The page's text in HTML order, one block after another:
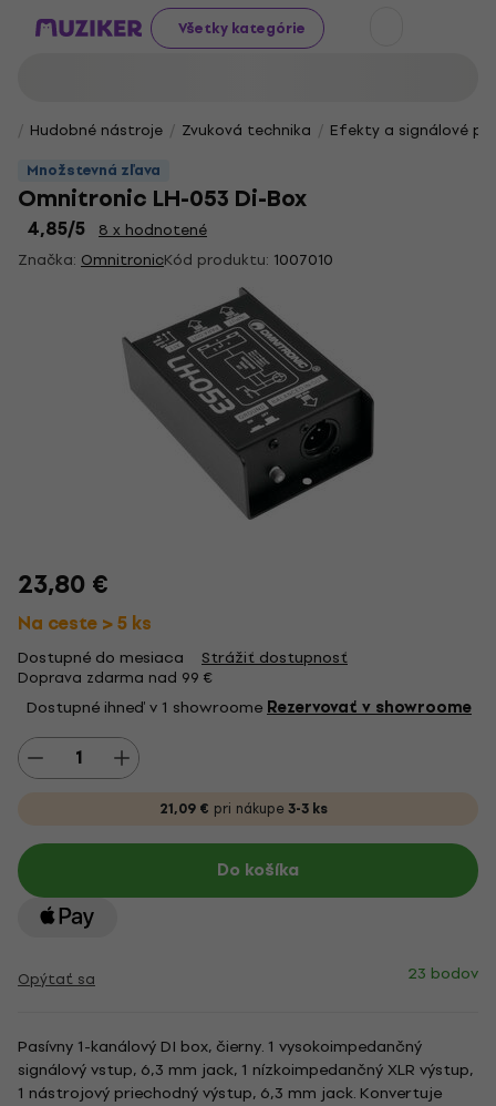
Všetky kategórie
Hudobné nástroje Zvuková technika
Efekty a signálové
Množstevná zľava
Omnitronic LH-053 Di-Box
4,85/5
8 x hodnotené
Značka: OmnitronicKód produktu: 1007010
23,80 €
Na ceste > 5 ks
Dostupné do mesiaca Strážiť dostupnosť
Doprava zdarma nad 99 €
Dostupné ihneď v 1 showroomeRezervovať v showroome
21,09 € pri nákupe 3-3 ks
Do košíka
Opýtať sa 23 bodov
Pasívny 1-kanálový DI box, čierny. 1 vysokoimpedančný
signálový vstup, 6,3 mm jack, 1 nízkoimpedančný XLR výstup,
1 nástrojový priechodný výstup, 6,3 mm jack. Konvertuje